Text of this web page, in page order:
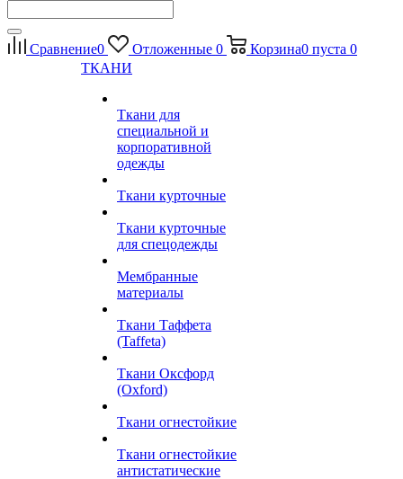
Сравнение0 Отложенные 0 Корзина0 пуста 0
ТКАНИ
Ткани для
специальной и
корпоративной
одежды
Ткани курточные
Ткани курточные
для спецодежды
Мембранные
материалы
Ткани Таффета
(Taffeta)
Ткани Оксфорд
(Oxford)
Ткани огнестойкие
Ткани огнестойкие
антистатические